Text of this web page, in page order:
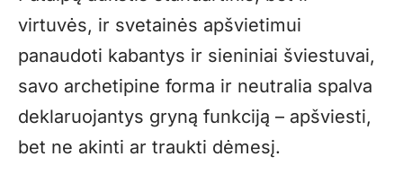
virtuvės, ir svetainės apšvietimui
panaudoti kabantys ir sieniniai šviestuvai,
savo archetipine forma ir neutralia spalva
deklaruojantys gryną funkciją – apšviesti,
bet ne akinti ar traukti dėmesį.